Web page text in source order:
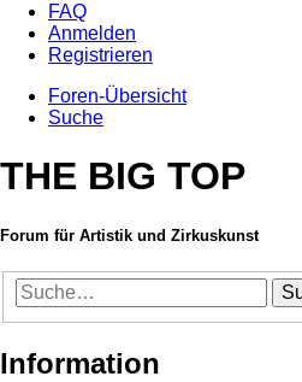
FAQ
Anmelden
Registrieren
Foren-Übersicht
Suche
THE BIG TOP
Forum für Artistik und Zirkuskunst
Information